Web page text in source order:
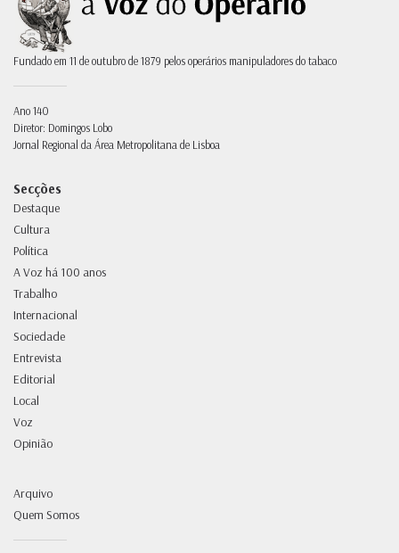
Fundado em 11 de outubro de 1879 pelos operários manipuladores do tabaco
Ano 140
Diretor: Domingos Lobo
Jornal Regional da Área Metropolitana de Lisboa
Secções
Destaque
Cultura
Política
A Voz há 100 anos
Trabalho
Internacional
Sociedade
Entrevista
Editorial
Local
Voz
Opinião
Arquivo
Quem Somos